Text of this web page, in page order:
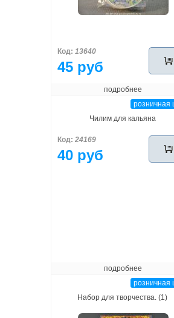
Код: 13640
45 руб
подробнее
розничная
Чилим для кальяна
Код: 24169
40 руб
подробнее
розничная
Набор для творчества. (1)